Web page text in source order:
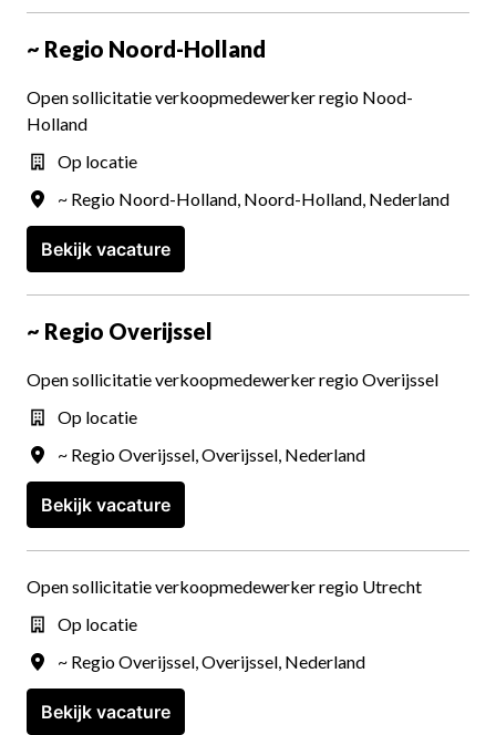
~ Regio Noord-Holland
Open sollicitatie verkoopmedewerker regio Nood-
Holland
Op locatie
~ Regio Noord-Holland, Noord-Holland, Nederland
Bekijk vacature
~ Regio Overijssel
Open sollicitatie verkoopmedewerker regio Overijssel
Op locatie
~ Regio Overijssel,Overijssel, Nederland
Bekijk vacature
Open sollicitatie verkoopmedewerker regio Utrecht
Op locatie
~ Regio Overijssel,Overijssel, Nederland
Bekijk vacature